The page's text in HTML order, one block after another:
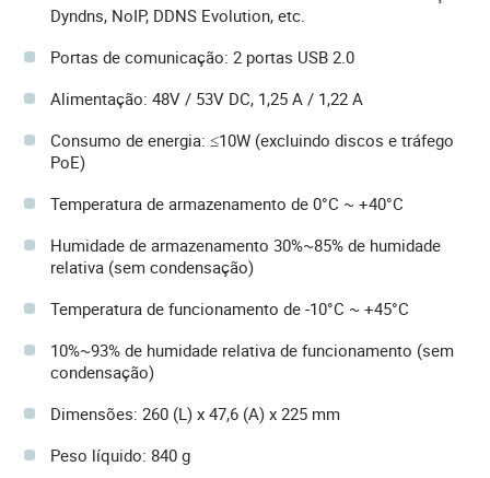
Dyndns, NoIP, DDNS Evolution, etc.
Portas de comunicação: 2 portas USB 2.0
Alimentação: 48V / 53V DC, 1,25 A / 1,22 A
Consumo de energia: ≤10W (excluindo discos e tráfego
PoE)
Temperatura de armazenamento de 0°C ~ +40°C
Humidade de armazenamento 30%~85% de humidade
relativa (sem condensação)
Temperatura de funcionamento de -10°C ~ +45°C
10%~93% de humidade relativa de funcionamento (sem
condensação)
Dimensões: 260 (L) x 47,6 (A) x 225 mm
Peso líquido: 840 g